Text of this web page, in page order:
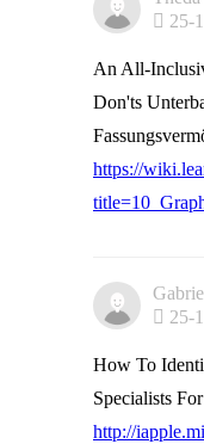
25-
An All-
Don'ts
https://
25-
How To
Specialists
http://